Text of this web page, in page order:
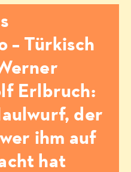
– Türkisch
Erlbruch:
der
ihm auf
hat